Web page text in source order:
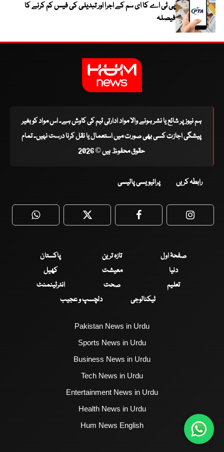
پی ٹی اے کا ای سم کے اجرا اور تبدیلی کی فیس کم کرنے کا
فیصلہ
ہم نیوز پر شائع یا نشر ہونے والا مواد ادارتی ٹیم کی کاوش ہے۔ اس مواد کو بغیر
پیشگی اجازت کسی بھی صورت میں استعمال یا نقل کرنا درست نہیں۔ تمام
حقوق محفوظ ہیں © 2026
رابطہ کریں پرائیویسی پالیسی
WhatsApp Twitter Facebook
صفحۂ اول تازہ ترین
پاکستان
دنیا
معیشت
کھیل
تعلیم
صحت
انٹرٹینمنٹ
ٹیکنالوجی
دلچسپ و عجیب
Pakistan News in Urdu
Sports News in Urdu
Business News in Urdu
Tech News in Urdu
Entertainment News in Urdu
Health News in Urdu
Hum News English